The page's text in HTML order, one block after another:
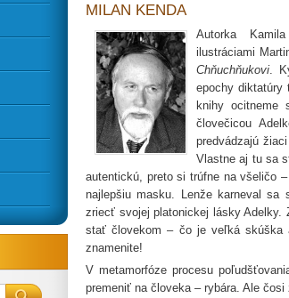
MILAN KENDA
Autorka
ilustráciami
Chňuchňukovi.
epochy diktatúry
knihy ocitneme
človečicou
predvádzajú
Vlastne aj tu sa
autentickú, preto si trúfne na všeličo
najlepšiu masku. Lenže karneval sa
zriecť svojej platonickej lásky Adelky.
stať človekom – čo je veľká skúška
znamenite!
V metamorfóze procesu
premeniť na človeka – rybára. Ale